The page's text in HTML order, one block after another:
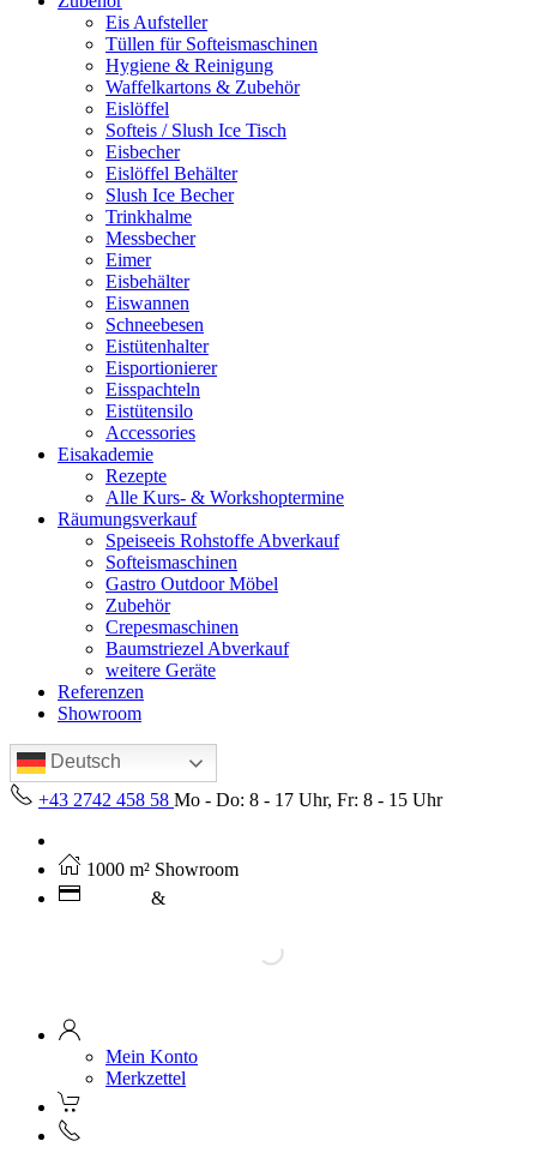
Eis Aufsteller
Tüllen für Softeismaschinen
Hygiene & Reinigung
Waffelkartons & Zubehör
Eislöffel
Softeis / Slush Ice Tisch
Eisbecher
Eislöffel Behälter
Slush Ice Becher
Trinkhalme
Messbecher
Eimer
Eisbehälter
Eiswannen
Schneebesen
Eistütenhalter
Eisportionierer
Eisspachteln
Eistütensilo
Accessories
Eisakademie
Rezepte
Alle Kurs- & Workshoptermine
Räumungsverkauf
Speiseeis Rohstoffe Abverkauf
Softeismaschinen
Gastro Outdoor Möbel
Zubehör
Crepesmaschinen
Baumstriezel Abverkauf
weitere Geräte
Referenzen
Showroom
Deutsch
+43 2742 458 58 Mo - Do: 8 - 17 Uhr, Fr: 8 - 15 Uhr
1000 m² Showroom
&
Mein Konto
Merkzettel